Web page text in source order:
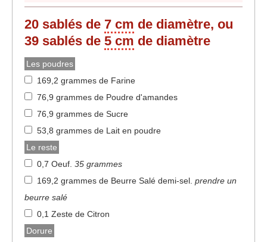
20 sablés de 7 cm de diamètre, ou
39 sablés de 5 cm de diamètre
Les poudres
169,2 grammes de Farine
76,9 grammes de Poudre d'amandes
76,9 grammes de Sucre
53,8 grammes de Lait en poudre
Le reste
0,7 Oeuf. 35 grammes
169,2 grammes de Beurre Salé demi-sel. prendre un
beurre salé
0,1 Zeste de Citron
Dorure